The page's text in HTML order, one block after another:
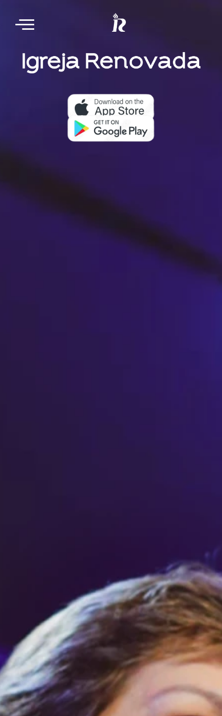
Nosso aplicativo